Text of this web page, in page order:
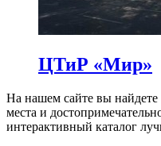
ЦТиР «Мир»
На нашем сайте вы
места и
интерактивный каталог